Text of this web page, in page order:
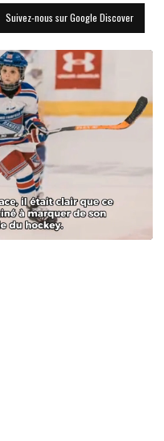
Suivez-nous sur Google Discover